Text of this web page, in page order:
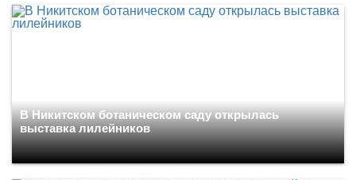
В Никитском ботаническом саду открылась
выставка лилейников